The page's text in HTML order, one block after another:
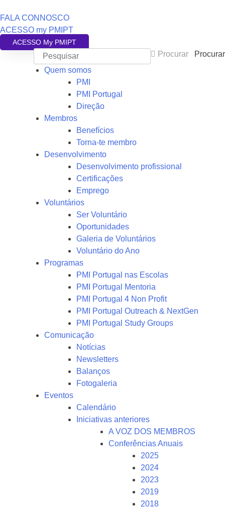
FALA CONNOSCO
ACESSO my PMIPT
ACESSO My PMIPT
Procurar
Procurar
Quem somos
PMI
PMI Portugal
Direção
Membros
Benefícios
Torna-te membro
Desenvolvimento
Desenvolvimento profissional
Certificações
Emprego
Voluntários
Ser Voluntário
Oportunidades
Galeria de Voluntários
Voluntário do Ano
Programas
PMI Portugal nas Escolas
PMI Portugal Mentoria
PMI Portugal 4 Non Profit
PMI Portugal Outreach & NextGen
PMI Portugal Study Groups
Comunicação
Notícias
Newsletters
Balanços
Fotogaleria
Eventos
Calendário
Iniciativas anteriores
A VOZ DOS MEMBROS
Conferências Anuais
2025
2024
2023
2019
2018